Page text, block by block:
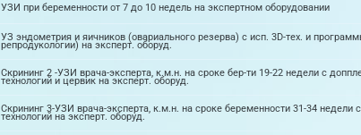
УЗИ при беременности от 7 до 10 недель на экспертном оборудовании
УЗ эндометрия и яичников (овариального резерва) с исп. 3D-тех. и
репродукологии) на эксперт. оборуд.
Скрининг 2 -УЗИ врача-эксперта, к.м.н. на сроке бер-ти 19-22 недели с
технологий и цервик на эксперт. оборуд.
Скрининг 3-УЗИ врача-эксперта, к.м.н. на сроке беременности 31-34 недели
технологий на эксперт. оборуд.